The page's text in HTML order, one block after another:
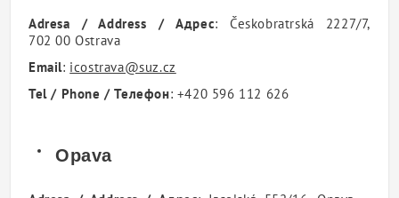
Adresa / Address / Адрес: Českobratrská 2227/7,
702 00 Ostrava
Email: icostrava@suz.cz
Tel / Phone / Телефон: +420 596 112 626
Opava